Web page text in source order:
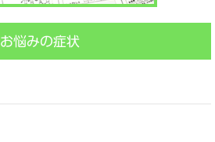
お悩みの症状